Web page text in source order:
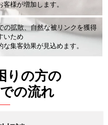
客様が増加します。
の拡散、自然な被リンクを獲得
いため
な集客効果が見込めます。
りの方の
の流れ